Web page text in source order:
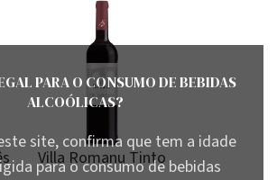
PARA O CONSUMO DE BEBIDAS
ALCOÓLICAS?
site, confirma que tem a idade
para o consumo de bebidas
Villa Romanu Tinto